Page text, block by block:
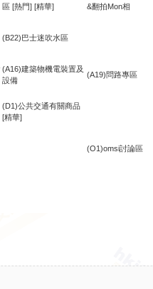
區 [熱門] [精華]
&翻拍Mon相
(B22)巴士迷吹水區
(A16)建築物機電裝置及
設備
(A19)問路專區
(D1)公共交通有關商品
[精華]
(O1)omsi討論區